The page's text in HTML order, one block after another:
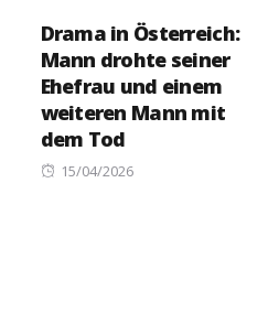
Drama in Österreich:
Mann drohte seiner
Ehefrau und einem
weiteren Mann mit
dem Tod
Posted
15/04/2026